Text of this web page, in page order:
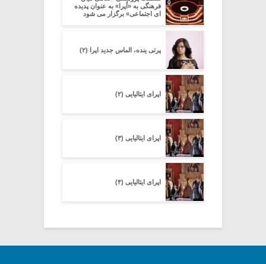
فرهنگی به «اُپرا» به عنوان پدیده
ای اجتماعی» برگزار می شود
پرتی ینده، الماس جدید اپرا (۲)
اپرای ایتالیایی (۲)
اپرای ایتالیایی (۳)
اپرای ایتالیایی (۴)